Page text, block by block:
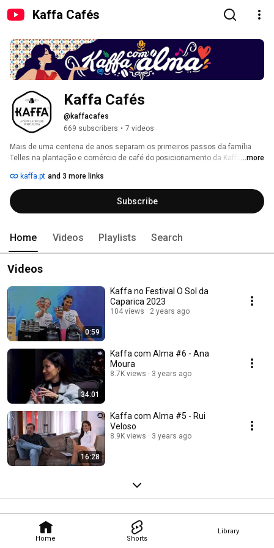
Kaffa Cafés
Home Shorts
Library
Kaffa Cafés
@kaffacafes
669 subscribers • 7 videos
Mais de uma centena de anos separam os primeiros passos da família
Telles na plantação e comércio de café do posicionamento da Kaffa hoje,
cápsulas de café na Europa e em Portugal.
...more
kaffa.pt and 3 more links
Subscribe
Home Videos Playlists Search
Videos
0:59
Kaffa no Festival O Sol da
Caparica 2023
104 views 2 years ago
34:01
Kaffa com Alma #6 - Ana
Moura
8.7K views 3 years ago
16:28
Kaffa com Alma #5 - Rui
Veloso
8.9K views 3 years ago